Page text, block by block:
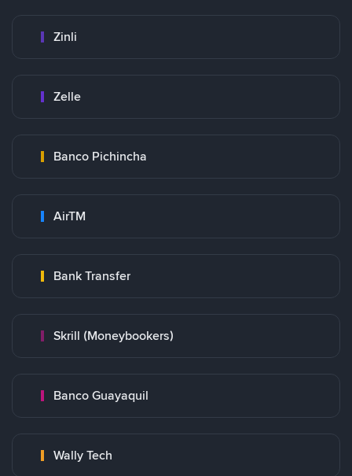
Zinli
Zelle
Banco Pichincha
AirTM
Bank Transfer
Skrill (Moneybookers)
Banco Guayaquil
Wally Tech